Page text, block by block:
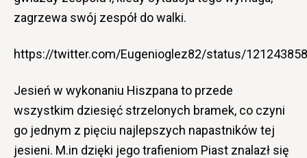
zagrzewa swój zespół do walki.
https://twitter.com/Eugenioglez82/status/
Jesień w wykonaniu Hiszpana to przede
wszystkim dziesięć strzelonych bramek, co czyni
go jednym z pięciu najlepszych napastników tej
jesieni. M.in dzięki jego trafieniom Piast znalazł się